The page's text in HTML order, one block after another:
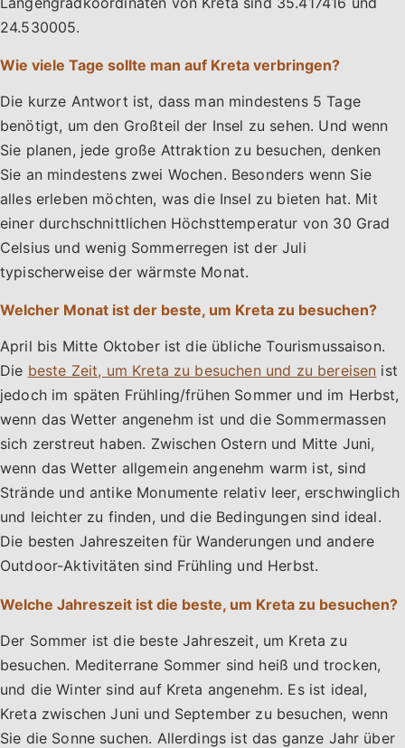
24.530005.
Wie viele Tage sollte man auf Kreta verbringen?
Die kurze Antwort ist, dass man mindestens 5 Tage
benötigt, um den Großteil der Insel zu sehen. Und wenn
Sie planen, jede große Attraktion zu besuchen, denken
Sie an mindestens zwei Wochen. Besonders wenn Sie
alles erleben möchten, was die Insel zu bieten hat. Mit
einer durchschnittlichen Höchsttemperatur von 30 Grad
Celsius und wenig Sommerregen ist der Juli
typischerweise der wärmste Monat.
Welcher Monat ist der beste, um Kreta zu besuchen?
April bis Mitte Oktober ist die übliche Tourismussaison.
Die beste Zeit, um Kreta zu besuchen und zu bereisen ist
jedoch im späten Frühling/frühen Sommer und im Herbst,
wenn das Wetter angenehm ist und die Sommermassen
sich zerstreut haben. Zwischen Ostern und Mitte Juni,
wenn das Wetter allgemein angenehm warm ist, sind
Strände und antike Monumente relativ leer, erschwinglich
und leichter zu finden, und die Bedingungen sind ideal.
Die besten Jahreszeiten für Wanderungen und andere
Outdoor-Aktivitäten sind Frühling und Herbst.
Welche Jahreszeit ist die beste, um Kreta zu besuchen?
Der Sommer ist die beste Jahreszeit, um Kreta zu
besuchen. Mediterrane Sommer sind heiß und trocken,
und die Winter sind auf Kreta angenehm. Es ist ideal,
Kreta zwischen Juni und September zu besuchen, wenn
Sie die Sonne suchen. Allerdings ist das ganze Jahr über